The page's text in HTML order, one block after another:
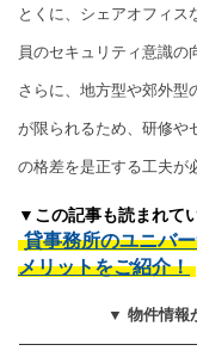
とくに、シェアオフィス
員のセキュリティ意識の
さらに、地方型や郊外型
が限られるため、研修や
の格差を是正する工夫が
▼この記事も読まれて
貸事務所のユニバ
メリットをご紹介！
▼ 物件情報